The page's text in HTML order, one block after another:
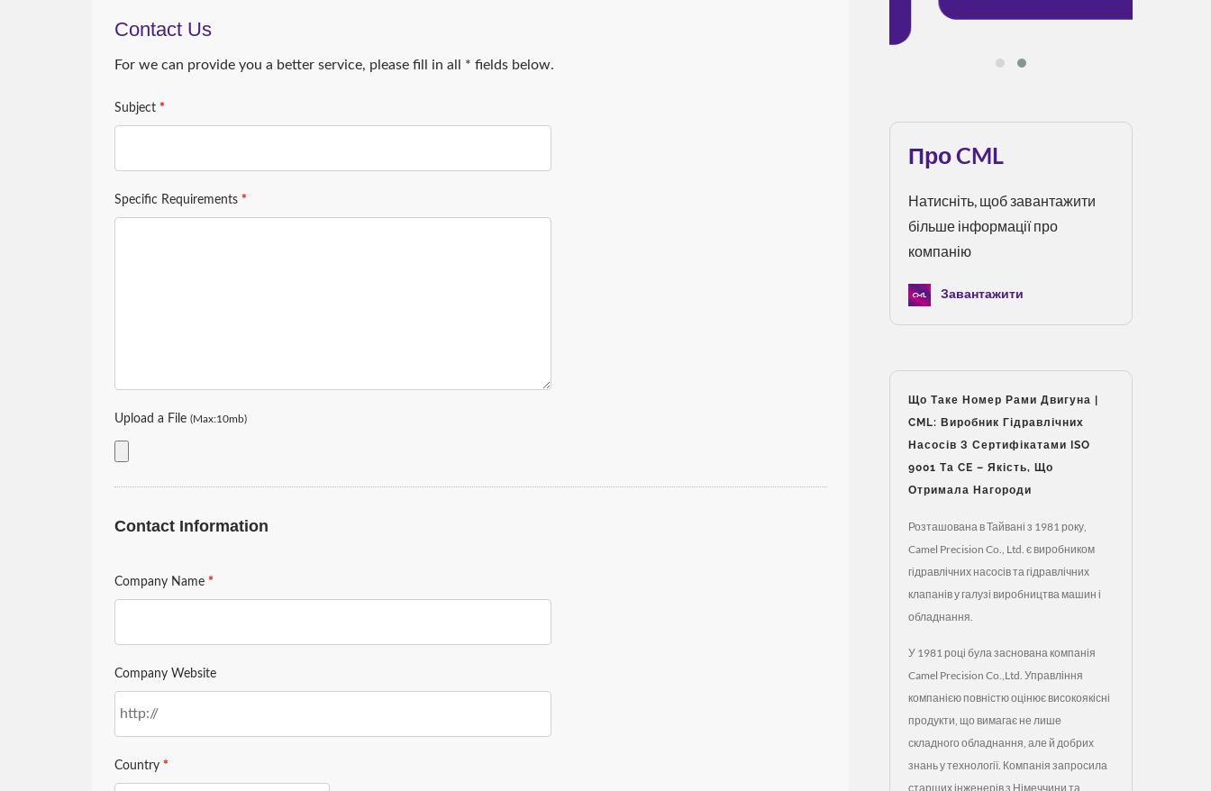
Про CML
Натисніть, щоб завантажити
більше інформації про
компанію
Завантажити
Що Таке Номер Рами Двигуна |
CML: Виробник Гідравлічних
Насосів З Сертифікатами ISO
9001 Та CE – Якість, Що
Отримала Нагороди
Розташована в Тайвані з 1981 року,
Camel Precision Co., Ltd. є виробником
гідравлічних насосів та гідравлічних
клапанів у галузі виробництва машин і
обладнання.
У 1981 році була заснована компанія
Camel Precision Co.,Ltd. Управління
компанією повністю оцінює високоякісні
продукти, що вимагає не лише
складного обладнання, але й добрих
знань у технології. Компанія запросила
старших інженерів з Німеччини та